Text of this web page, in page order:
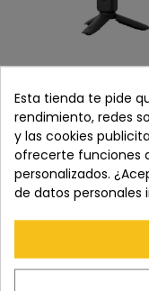
COMBO NEGRO
609,00 €
Esta tienda te pide
rendimiento, redes
y las cookies
ofrecerte funciones
personalizados.
de datos personales